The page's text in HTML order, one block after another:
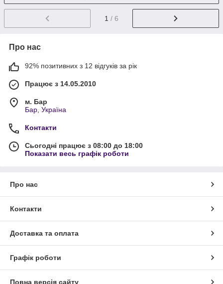
1 / 6
Про нас
92% позитивних з 12 відгуків за рік
Працює з 14.05.2010
м. Бар
Бар, Україна
Контакти
Сьогодні працює з 08:00 до 18:00
Показати весь графік роботи
Про нас
Контакти
Доставка та оплата
Графік роботи
Повна версія сайту